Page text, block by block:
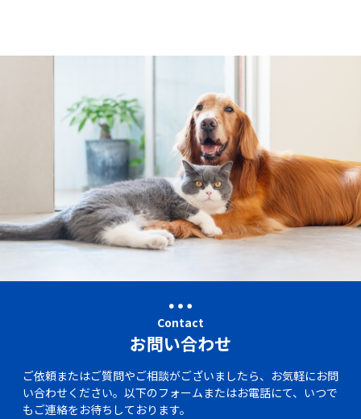
Contact
お問い合わせ
ご依頼またはご質問やご相談がございましたら、お気軽にお問
い合わせください。以下のフォームまたはお電話にて、いつで
もご連絡をお待ちしております。